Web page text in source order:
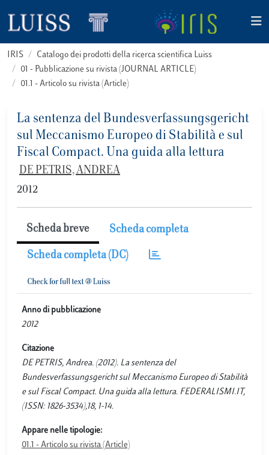
IRIS
Catalogo dei prodotti della ricerca scientifica Luiss
01 - Pubblicazione su rivista (JOURNAL ARTICLE)
01.1 - Articolo su rivista (Article)
La sentenza del Bundesverfassungsgericht
sul Meccanismo Europeo di Stabilità e sul
Fiscal Compact. Una guida alla lettura
DE PETRIS, ANDREA
2012
Scheda breve Scheda completa
Scheda completa (DC)
Anno di pubblicazione
2012
Citazione
DE PETRIS, Andrea. (2012). La sentenza del
Bundesverfassungsgericht sul Meccanismo Europeo di Stabilità
e sul Fiscal Compact. Una guida alla lettura. FEDERALISMI.IT,
(ISSN: 1826-3534),18, 1-14.
Appare nelle tipologie:
01.1 - Articolo su rivista (Article)